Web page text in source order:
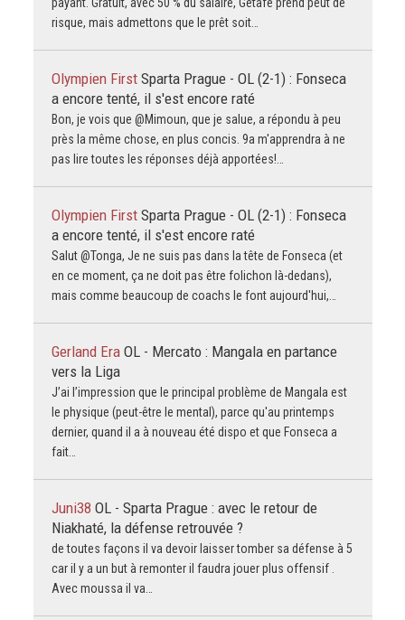
risque, mais admettons que le prêt soit…
Olympien First Sparta Prague - OL (2-1) : Fonseca
a encore tenté, il s'est encore raté
Bon, je vois que @Mimoun, que je salue, a répondu à peu
près la même chose, en plus concis. 9a m'apprendra à ne
pas lire toutes les réponses déjà apportées!…
Olympien First Sparta Prague - OL (2-1) : Fonseca
a encore tenté, il s'est encore raté
Salut @Tonga, Je ne suis pas dans la tête de Fonseca (et
en ce moment, ça ne doit pas être folichon là-dedans),
mais comme beaucoup de coachs le font aujourd'hui,…
Gerland Era OL - Mercato : Mangala en partance
vers la Liga
J’ai l’impression que le principal problème de Mangala est
le physique (peut-être le mental), parce qu'au printemps
dernier, quand il a à nouveau été dispo et que Fonseca a
fait…
Juni38 OL - Sparta Prague : avec le retour de
Niakhaté, la défense retrouvée ?
de toutes façons il va devoir laisser tomber sa défense à 5
car il y a un but à remonter il faudra jouer plus offensif .
Avec moussa il va…